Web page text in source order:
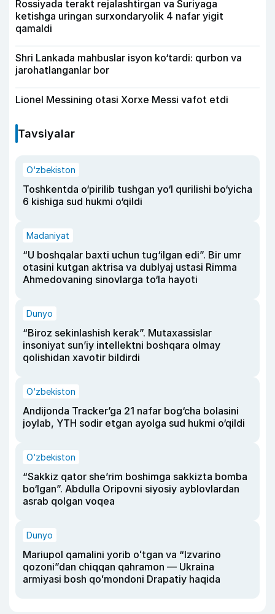
Rossiyada terakt rejalashtirgan va Suriyaga
ketishga uringan surxondaryolik 4 nafar yigit
qamaldi
Shri Lankada mahbuslar isyon ko‘tardi: qurbon va
jarohatlanganlar bor
Lionel Messining otasi Xorxe Messi vafot etdi
Tavsiyalar
O‘zbekiston
Toshkentda o‘pirilib tushgan yo‘l qurilishi bo‘yicha
6 kishiga sud hukmi o‘qildi
Madaniyat
“U boshqalar baxti uchun tug‘ilgan edi”. Bir umr
otasini kutgan aktrisa va dublyaj ustasi Rimma
Ahmedovaning sinovlarga to‘la hayoti
Dunyo
“Biroz sekinlashish kerak”. Mutaxassislar
insoniyat sun’iy intellektni boshqara olmay
qolishidan xavotir bildirdi
O‘zbekiston
Andijonda Tracker’ga 21 nafar bog‘cha bolasini
joylab, YTH sodir etgan ayolga sud hukmi o‘qildi
O‘zbekiston
“Sakkiz qator she’rim boshimga sakkizta bomba
bo‘lgan”. Abdulla Oripovni siyosiy ayblovlardan
asrab qolgan voqea
Dunyo
Mariupol qamalini yorib oʻtgan va “Izvarino
qozoni”dan chiqqan qahramon — Ukraina
armiyasi bosh qoʻmondoni Drapatiy haqida